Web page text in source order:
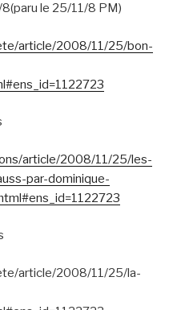
le 25/11/8 PM)
article/2008/11/25/bon-
article/2008/11/25/les-
par-dominique-
article/2008/11/25/la-